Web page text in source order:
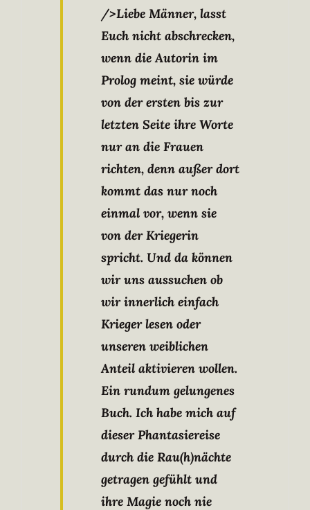
/>Liebe Männer, lasst
Euch nicht abschrecken,
wenn die Autorin im
Prolog meint, sie würde
von der ersten bis zur
letzten Seite ihre Worte
nur an die Frauen
richten, denn außer dort
kommt das nur noch
einmal vor, wenn sie
von der Kriegerin
spricht. Und da können
wir uns aussuchen ob
wir innerlich einfach
Krieger lesen oder
unseren weiblichen
Anteil aktivieren wollen.
Ein rundum gelungenes
Buch. Ich habe mich auf
dieser Phantasiereise
durch die Rau(h)nächte
getragen gefühlt und
ihre Magie noch nie